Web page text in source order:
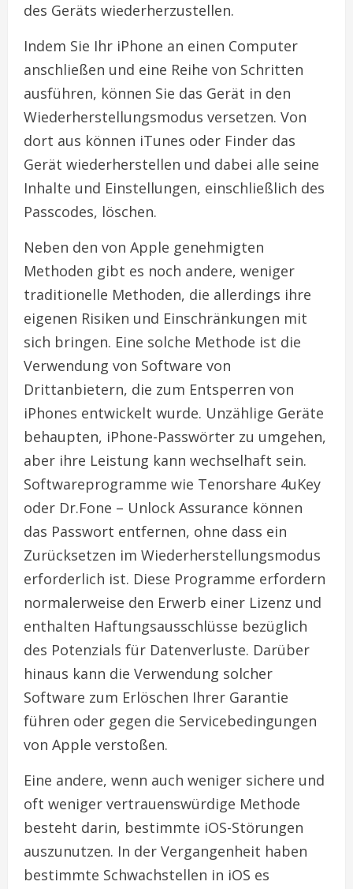
des Geräts wiederherzustellen.
Indem Sie Ihr iPhone an einen Computer
anschließen und eine Reihe von Schritten
ausführen, können Sie das Gerät in den
Wiederherstellungsmodus versetzen. Von
dort aus können iTunes oder Finder das
Gerät wiederherstellen und dabei alle seine
Inhalte und Einstellungen, einschließlich des
Passcodes, löschen.
Neben den von Apple genehmigten
Methoden gibt es noch andere, weniger
traditionelle Methoden, die allerdings ihre
eigenen Risiken und Einschränkungen mit
sich bringen. Eine solche Methode ist die
Verwendung von Software von
Drittanbietern, die zum Entsperren von
iPhones entwickelt wurde. Unzählige Geräte
behaupten, iPhone-Passwörter zu umgehen,
aber ihre Leistung kann wechselhaft sein.
Softwareprogramme wie Tenorshare 4uKey
oder Dr.Fone – Unlock Assurance können
das Passwort entfernen, ohne dass ein
Zurücksetzen im Wiederherstellungsmodus
erforderlich ist. Diese Programme erfordern
normalerweise den Erwerb einer Lizenz und
enthalten Haftungsausschlüsse bezüglich
des Potenzials für Datenverluste. Darüber
hinaus kann die Verwendung solcher
Software zum Erlöschen Ihrer Garantie
führen oder gegen die Servicebedingungen
von Apple verstoßen.
Eine andere, wenn auch weniger sichere und
oft weniger vertrauenswürdige Methode
besteht darin, bestimmte iOS-Störungen
auszunutzen. In der Vergangenheit haben
bestimmte Schwachstellen in iOS es